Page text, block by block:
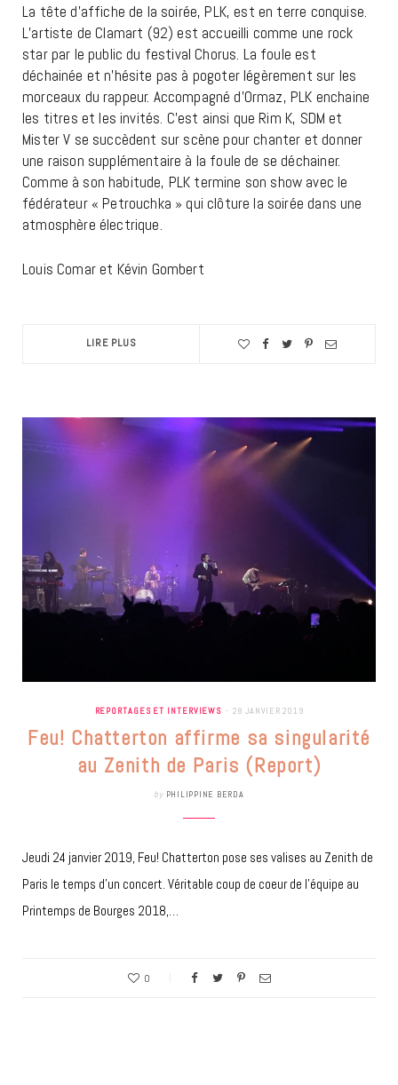
La tête d’affiche de la soirée, PLK, est en terre conquise.
L’artiste de Clamart (92) est accueilli comme une rock
star par le public du festival Chorus. La foule est
déchainée et n’hésite pas à pogoter légèrement sur les
morceaux du rappeur. Accompagné d’Ormaz, PLK enchaine
les titres et les invités. C’est ainsi que Rim K, SDM et
Mister V se succèdent sur scène pour chanter et donner
une raison supplémentaire à la foule de se déchainer.
Comme à son habitude, PLK termine son show avec le
fédérateur « Petrouchka » qui clôture la soirée dans une
atmosphère électrique.
Louis Comar et Kévin Gombert
LIRE PLUS
REPORTAGES ET INTERVIEWS 28 JANVIER 2019
Feu! Chatterton affirme sa singularité
au Zenith de Paris (Report)
by PHILIPPINE BERDA
Jeudi 24 janvier 2019, Feu! Chatterton pose ses valises au Zenith de
Paris le temps d’un concert. Véritable coup de coeur de l’équipe au
Printemps de Bourges 2018,…
0